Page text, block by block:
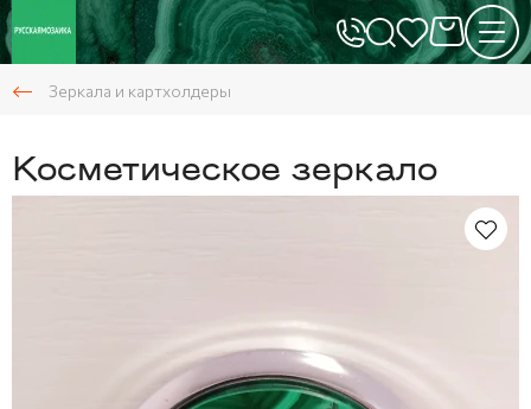
Зеркала и картхолдеры
Косметическое зеркало